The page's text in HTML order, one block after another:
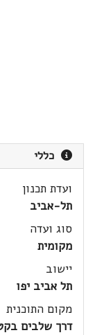
כללי
ועדת תכנון
תל-אביב
סוג ועדה
מקומית
יישוב
תל אביב יפו
מקום התוכנית
דרך שלבים